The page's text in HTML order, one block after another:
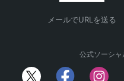
メールでURLを送る
公式ソーシ